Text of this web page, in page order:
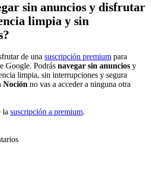
sin anuncios y disfrutar
limpia y sin
de una suscripción premium para
Google. Podrás navegar sin anuncios y
limpia, sin interrupciones y segura
Noción no vas a acceder a ninguna otra
la suscripción a premium.